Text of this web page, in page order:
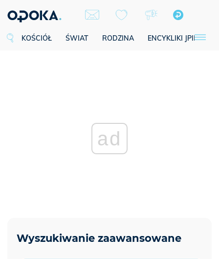
KOŚCIÓŁ ŚWIAT RODZINA ENCYKLIKI JPII
ad